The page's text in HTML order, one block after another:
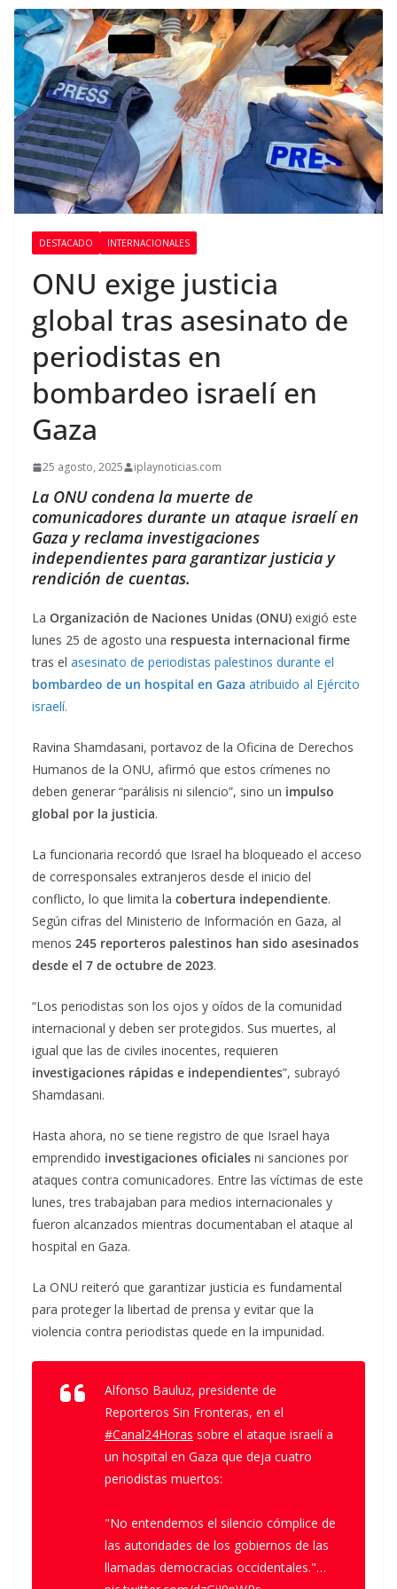
DESTACADO INTERNACIONALES
ONU exige justicia
global tras asesinato de
periodistas en
bombardeo israelí en
Gaza
25 agosto, 2025 iplaynoticias.com
La ONU condena la muerte de
comunicadores durante un ataque israelí en
Gaza y reclama investigaciones
independientes para garantizar justicia y
rendición de cuentas.
La Organización de Naciones Unidas (ONU) exigió este
lunes 25 de agosto una respuesta internacional firme
tras el asesinato de periodistas palestinos durante el
bombardeo de un hospital en Gaza atribuido al Ejército
israelí.
Ravina Shamdasani, portavoz de la Oficina de Derechos
Humanos de la ONU, afirmó que estos crímenes no
deben generar “parálisis ni silencio”, sino un impulso
global por la justicia.
La funcionaria recordó que Israel ha bloqueado el acceso
de corresponsales extranjeros desde el inicio del
conflicto, lo que limita la cobertura independiente.
Según cifras del Ministerio de Información en Gaza, al
menos 245 reporteros palestinos han sido asesinados
desde el 7 de octubre de 2023.
“Los periodistas son los ojos y oídos de la comunidad
internacional y deben ser protegidos. Sus muertes, al
igual que las de civiles inocentes, requieren
investigaciones rápidas e independientes”, subrayó
Shamdasani.
Hasta ahora, no se tiene registro de que Israel haya
emprendido investigaciones oficiales ni sanciones por
ataques contra comunicadores. Entre las víctimas de este
lunes, tres trabajaban para medios internacionales y
fueron alcanzados mientras documentaban el ataque al
hospital en Gaza.
La ONU reiteró que garantizar justicia es fundamental
para proteger la libertad de prensa y evitar que la
violencia contra periodistas quede en la impunidad.
Alfonso Bauluz, presidente de
Reporteros Sin Fronteras, en el
#Canal24Horas sobre el ataque israelí a
un hospital en Gaza que deja cuatro
periodistas muertos:
"No entendemos el silencio cómplice de
las autoridades de los gobiernos de las
llamadas democracias occidentales."…